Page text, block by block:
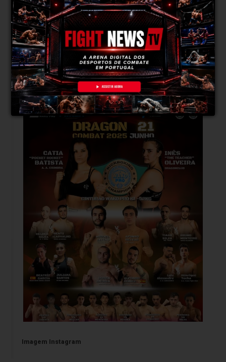
Além disso, temos como meta aumentar a
participação em eventos competitivos fora
da nossa região.
Outro grande objetivo é realizar a segunda
edição do DragonCombat. Depois do
sucesso da primeira edição, queremos
fazer ainda melhor.
Imagem Instagram